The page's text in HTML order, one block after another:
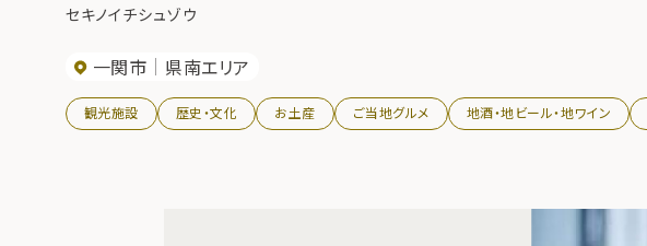
セキノイチシュゾウ
一関市 県南エリア
観光施設 歴史・文化 お土産 ご当地グルメ 地酒・地ビール・地ワイン